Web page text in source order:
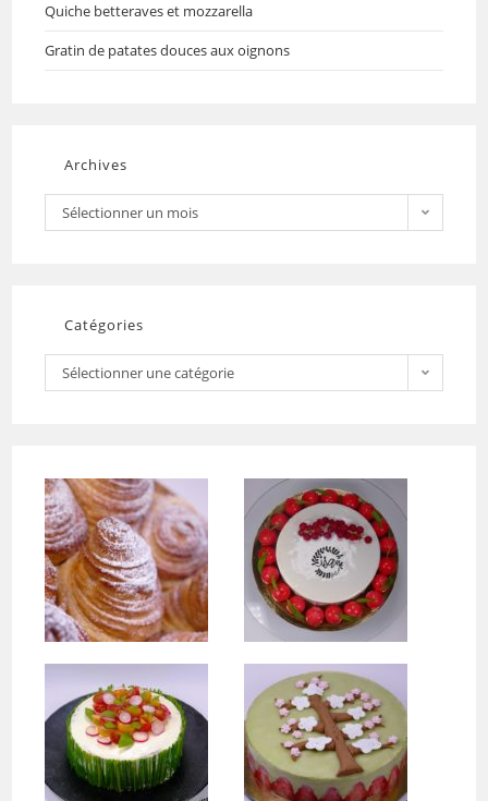
Quiche betteraves et mozzarella
Gratin de patates douces aux oignons
Archives
Sélectionner un mois
Catégories
Sélectionner une catégorie